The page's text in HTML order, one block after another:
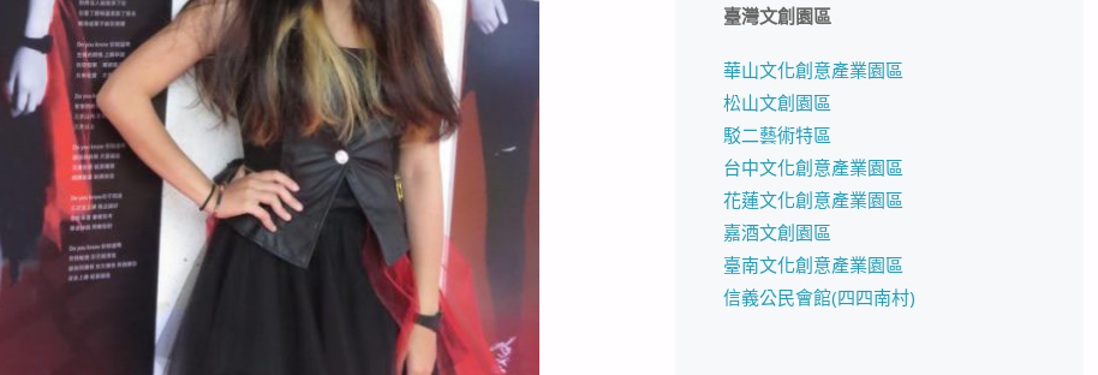
臺灣文創園區
華山文化創意產業園區
松山文創園區
駁二藝術特區
台中文化創意產業園區
花蓮文化創意產業園區
嘉酒文創園區
臺南文化創意產業園區
信義公民會館(四四南村)